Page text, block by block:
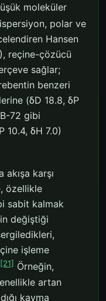
moleküler
polar ve
Hansen
reçine-çözücü
sağlar;
benzeri
(δD 18.8, δP
72 gibi
10.4, δH 7.0)
akışa karşı
özellikle
sabit kalmak
değiştiği
işleme
[21] Örneğin,
artan
kayma